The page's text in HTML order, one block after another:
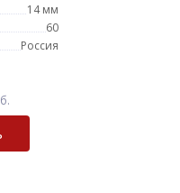
14 мм
60
Россия